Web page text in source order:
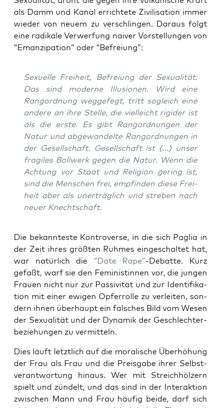
als Damm und Kanal errich­te­te Zivi­li­sa­ti­on immer
wie­der von neu­em zu ver­schlin­gen. Dar­aus folgt
eine radi­ka­le Ver­wer­fung nai­ver Vor­stel­lun­gen von
“Eman­zi­pa­ti­on” oder “Befrei­ung”:
Sexu­el­le Frei­heit, Befrei­ung der Sexua­li­tät:
Das sind moder­ne Illu­sio­nen. Wird eine
Rang­ord­nung weg­ge­fegt, tritt sogleich eine
ande­re an ihre Stel­le, die viel­leicht rigi­der ist
als die ers­te. Es gibt Rang­ord­nun­gen der
Natur und abge­wan­del­te Rang­ord­nun­gen in
der Gesell­schaft. Gesell­schaft ist (…) unser
fra­gi­les Boll­werk gegen die Natur. Wenn die
Ach­tung vor Staat und Reli­gi­on gering ist,
sind die Men­schen frei, emp­fin­den die­se Frei­
heit aber als uner­träg­lich und stre­ben nach
neu­er Knechtschaft.
Die bekann­tes­te Kon­tro­ver­se, in die sich Paglia in
der Zeit ihres größ­ten Ruh­mes ein­ge­schal­tet hat,
war natür­lich die “Date Rape”-Debat­te. Kurz
gefaßt, warf sie den Femi­nis­tin­nen vor, die jun­gen
Frau­en nicht nur zur Pas­si­vi­tät und zur Iden­ti­fi­ka­
ti­on mit einer ewi­gen Opfer­rol­le zu ver­lei­ten, son­
dern ihnen über­haupt ein fal­sches Bild vom Wesen
der Sexua­li­tät und der Dyna­mik der Geschlech­ter­
be­zie­hun­gen zu vermitteln.
Dies läuft letzt­lich auf die mora­li­sche Über­hö­hung
der Frau als Frau und die Preis­ga­be ihrer Selbst­
ver­ant­wor­tung hin­aus. Wer mit Streich­höl­zern
spielt und zün­delt, und das sind in der Inter­ak­ti­on
zwi­schen Mann und Frau häu­fig bei­de, darf sich